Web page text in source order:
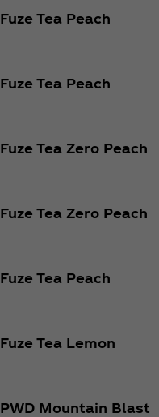
Fuze Tea Peach
Fuze Tea Peach
Fuze Tea Zero Peach
Fuze Tea Zero Peach
Fuze Tea Peach
Fuze Tea Lemon
PWD Mountain Blast